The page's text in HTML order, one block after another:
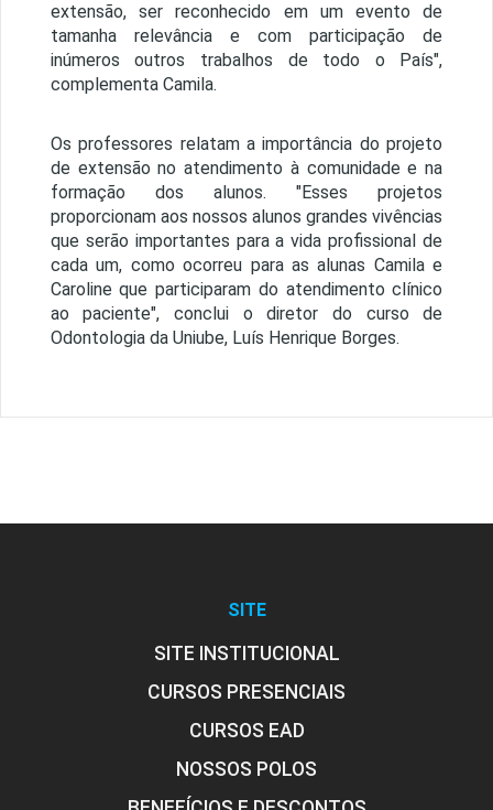
extensão, ser reconhecido em um evento de
tamanha relevância e com participação de
inúmeros outros trabalhos de todo o País",
complementa Camila.
Os professores relatam a importância do projeto
de extensão no atendimento à comunidade e na
formação dos alunos. "Esses projetos
proporcionam aos nossos alunos grandes vivências
que serão importantes para a vida profissional de
cada um, como ocorreu para as alunas Camila e
Caroline que participaram do atendimento clínico
ao paciente", conclui o diretor do curso de
Odontologia da Uniube, Luís Henrique Borges.
SITE
SITE INSTITUCIONAL
CURSOS PRESENCIAIS
CURSOS EAD
NOSSOS POLOS